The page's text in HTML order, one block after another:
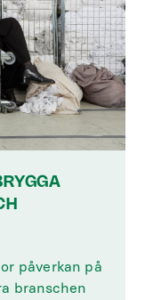
påverkan på
branschen